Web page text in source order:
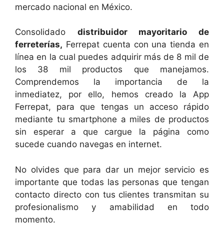
mercado nacional en México.
Consolidado distribuidor mayoritario de
ferreterías, Ferrepat cuenta con una tienda en
línea en la cual puedes adquirir más de 8 mil de
los 38 mil productos que manejamos.
Comprendemos la importancia de la
inmediatez, por ello, hemos creado la App
Ferrepat, para que tengas un acceso rápido
mediante tu smartphone a miles de productos
sin esperar a que cargue la página como
sucede cuando navegas en internet.
No olvides que para dar un mejor servicio es
importante que todas las personas que tengan
contacto directo con tus clientes transmitan su
profesionalismo y amabilidad en todo
momento.